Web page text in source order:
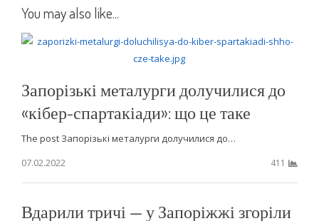
You may also like...
Запорізькі металурги долучилися до
«кібер-спартакіади»: що це таке
The post Запорізькі металурги долучилися до…
07.02.2022
411
Вдарили тричі — у Запоріжжі згоріли